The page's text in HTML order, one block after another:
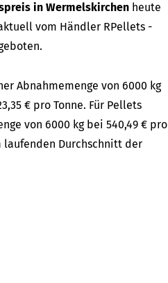
in Wermelskirchen heute
vom Händler RPellets -
Abnahmemenge von 6000 kg
€ pro Tonne. Für Pellets
von 6000 kg bei 540,49 € pro
laufenden Durchschnitt der